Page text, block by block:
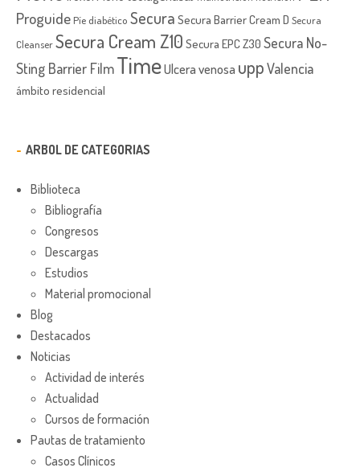
Proguide Píe diabético Secura Secura Barrier Cream D Secura
CleanserSecura Cream Z10 Secura EPC Z30 Secura No-
Sting Barrier FilmTimeUlcera venosa uppValencia
ámbito residencial
ARBOL DE CATEGORIAS
Biblioteca
Bibliografía
Congresos
Descargas
Estudios
Material promocional
Blog
Destacados
Noticias
Actividad de interés
Actualidad
Cursos de formación
Pautas de tratamiento
Casos Clínicos